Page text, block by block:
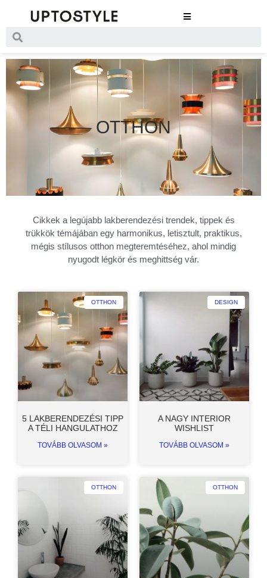
OTTHON
Cikkek a legújabb lakberendezési trendek, tippek és
trükkök témájában egy harmonikus, letisztult, praktikus,
mégis stílusos otthon megteremtéséhez, ahol mindig
nyugodt légkör és meghittség vár.
OTTHON
5 LAKBERENDEZÉSI TIPP
A TÉLI HANGULATHOZ
TOVÁBB OLVASOM »
DESIGN
A NAGY INTERIOR
WISHLIST
TOVÁBB OLVASOM »
OTTHON OTTHON